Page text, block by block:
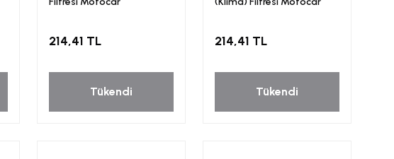
214,41 TL
Tükendi
214,41 TL
Tükendi